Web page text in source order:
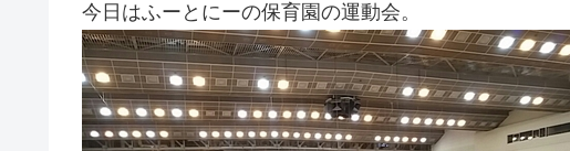
今日はふーとにーの保育園の運動会。